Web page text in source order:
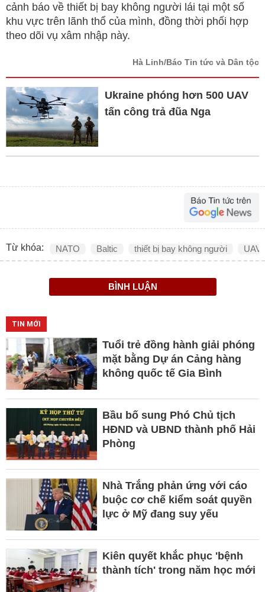
cảnh báo về thiết bị bay không người lái tại một số
khu vực trên lãnh thổ của mình, đồng thời phối hợp
theo dõi vụ xâm nhập này.
Hà Linh/Báo Tin tức và Dân tộc
Ukraine phóng hơn 500 UAV
tấn công trả đũa Nga
Từ khóa: NATO Baltic thiết bị bay không người UAV
BÌNH LUẬN
TIN MỚI
Tuổi trẻ đồng hành giải phóng
mặt bằng Dự án Cảng hàng
không quốc tế Gia Bình
Bầu bố sung Phó Chủ tịch
HĐND và UBND thành phố Hải
Phòng
Nhà Trắng phản ứng với cáo
buộc cơ chế kiểm soát quyền
lực ở Mỹ đang suy yếu
Kiên quyết khắc phục 'bệnh
thành tích' trong năm học mới